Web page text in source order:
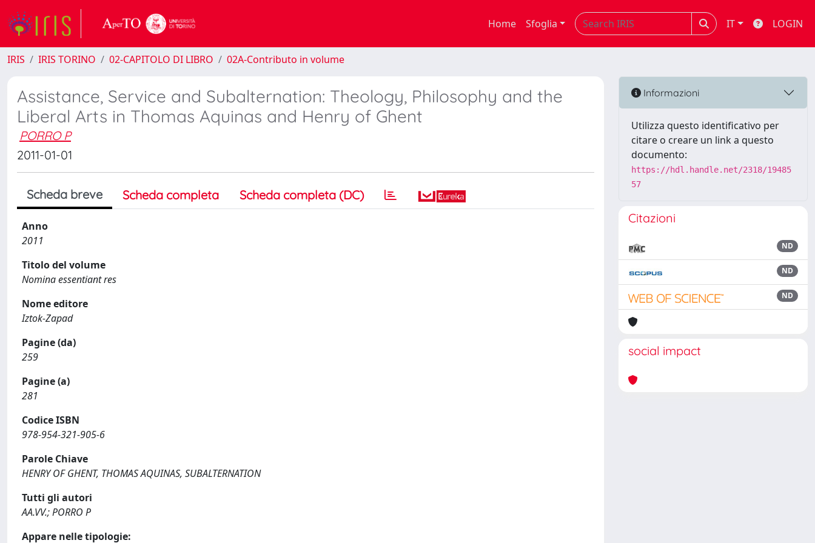
Home Sfoglia IT LOGIN
IRIS IRIS TORINO 02-CAPITOLO DI LIBRO 02A-Contributo in volume
Assistance, Service and Subalternation: Theology, Philosophy and the
Liberal Arts in Thomas Aquinas and Henry of Ghent
PORRO P
2011-01-01
Scheda breve Scheda completa Scheda completa (DC)
Anno
2011
Titolo del volume
Nomina essentiant res
Nome editore
Iztok-Zapad
Pagine (da)
259
Pagine (a)
281
Codice ISBN
978-954-321-905-6
Parole Chiave
HENRY OF GHENT, THOMAS AQUINAS, SUBALTERNATION
Tutti gli autori
AA.VV.; PORRO P
Appare nelle tipologie:
Informazioni
Utilizza questo identificativo per
citare o creare un link a questo
documento:
https://hdl.handle.net/2318/19485
57
Citazioni
ND
ND
ND
social impact